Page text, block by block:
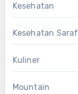
Kesehatan
Kesehatan Saraf
Kuliner
Mountain